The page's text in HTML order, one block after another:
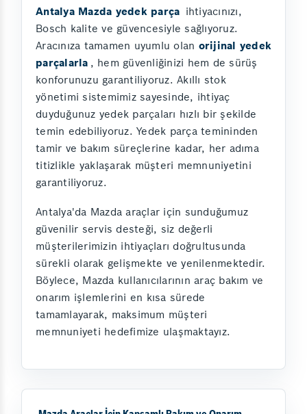
Antalya Mazda yedek parça ihtiyacınızı,
Bosch kalite ve güvencesiyle sağlıyoruz.
Aracınıza tamamen uyumlu olan orijinal yedek
parçalarla , hem güvenliğinizi hem de sürüş
konforunuzu garantiliyoruz. Akıllı stok
yönetimi sistemimiz sayesinde, ihtiyaç
duyduğunuz yedek parçaları hızlı bir şekilde
temin edebiliyoruz. Yedek parça temininden
tamir ve bakım süreçlerine kadar, her adıma
titizlikle yaklaşarak müşteri memnuniyetini
garantiliyoruz.
Antalya'da Mazda araçlar için sunduğumuz
güvenilir servis desteği, siz değerli
müşterilerimizin ihtiyaçları doğrultusunda
sürekli olarak gelişmekte ve yenilenmektedir.
Böylece, Mazda kullanıcılarının araç bakım ve
onarım işlemlerini en kısa sürede
tamamlayarak, maksimum müşteri
memnuniyeti hedefimize ulaşmaktayız.